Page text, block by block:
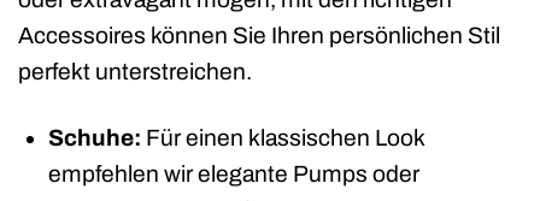
Accessoires können Sie Ihren persönlichen Stil
perfekt unterstreichen.
Schuhe: Für einen klassischen Look
empfehlen wir elegante Pumps oder